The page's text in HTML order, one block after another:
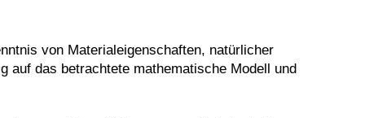
von Materialeigenschaften, natürlicher
auf das betrachtete mathematische Modell und